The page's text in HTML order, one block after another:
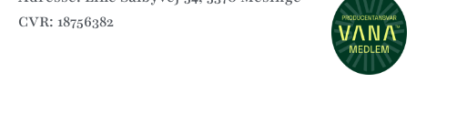
CVR: 18756382